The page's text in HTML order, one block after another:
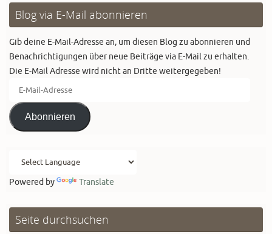
Blog via E-Mail abonnieren
Gib deine E-Mail-Adresse an, um diesen Blog zu abonnieren und
Benachrichtigungen über neue Beiträge via E-Mail zu erhalten.
Die E-Mail Adresse wird nicht an Dritte weitergegeben!
Mail-
AdresseAbonnieren
Powered by Translate
Seite durchsuchen